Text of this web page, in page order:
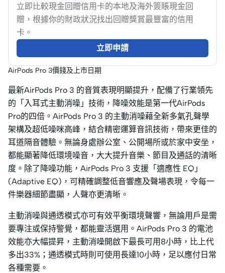
立即比較現金回贈信用卡的本地及海外簽賬現金回
贈，根據你的財政狀況找出回贈獎賞最豐富的信用
卡。
立即申請
AirPods Pro 3價錢及上市日期
最新AirPods Pro 3 的音質表現明顯提升，配備了行業領先
的「入耳式主動消噪」技術，降噪效能是第一代AirPods
Pro的四倍。AirPods Pro 3 的主動消噪藉全新多氣孔聲學
架構及超低噪咪高峰，結合精密運算音訊技術，帶來更佳的
耳道隔音體驗。無論身處辦公室、公開場所或於家中安坐，
都能顯著降低環境噪音，大大提升音樂、節目及通話的清晰
度。除了降噪功能，AirPods Pro 3 支援「適應性 EQ」
(Adaptive EQ)，可精確調整低音響應及聲場表現，令每一
件樂器細節盡顯，人聲亦更清晰。
主動消噪與通透模式亦可有效平衡環境聲響，無論用戶是需
要專注或保持警覺，都能靈活選用。AirPods Pro 3 的電池
效能亦大幅提昇，主動消噪開啟下最長可用8小時，比上代
多出33%；通透模式時則可使用長達10小時，足以應付日常
各種需要。